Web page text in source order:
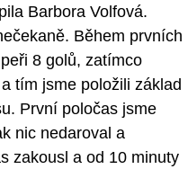
Barbora Volfová.
Během prvních
8 golů, zatímco
tím jsme položili základ
První poločas jsme
nic nedaroval a
zakousl a od 10 minuty